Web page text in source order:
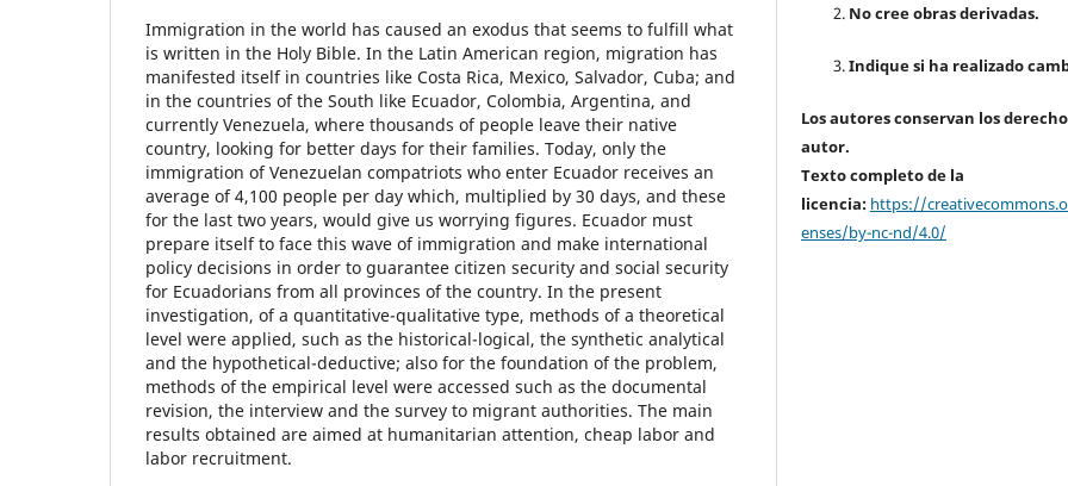
Immigration in the world has caused an exodus that seems to fulfill what
is written in the Holy Bible. In the Latin American region, migration has
manifested itself in countries like Costa Rica, Mexico, Salvador, Cuba; and
in the countries of the South like Ecuador, Colombia, Argentina, and
currently Venezuela, where thousands of people leave their native
country, looking for better days for their families. Today, only the
immigration of Venezuelan compatriots who enter Ecuador receives an
average of 4,100 people per day which, multiplied by 30 days, and these
for the last two years, would give us worrying figures. Ecuador must
prepare itself to face this wave of immigration and make international
policy decisions in order to guarantee citizen security and social security
for Ecuadorians from all provinces of the country. In the present
investigation, of a quantitative-qualitative type, methods of a theoretical
level were applied, such as the historical-logical, the synthetic analytical
and the hypothetical-deductive; also for the foundation of the problem,
methods of the empirical level were accessed such as the documental
revision, the interview and the survey to migrant authorities. The main
results obtained are aimed at humanitarian attention, cheap labor and
labor recruitment.
No cree obras derivadas.
Indique si ha realizado
Los autores conservan los
autor.
Texto completo de la
licencia: https://
enses/by-nc-nd/4.0/